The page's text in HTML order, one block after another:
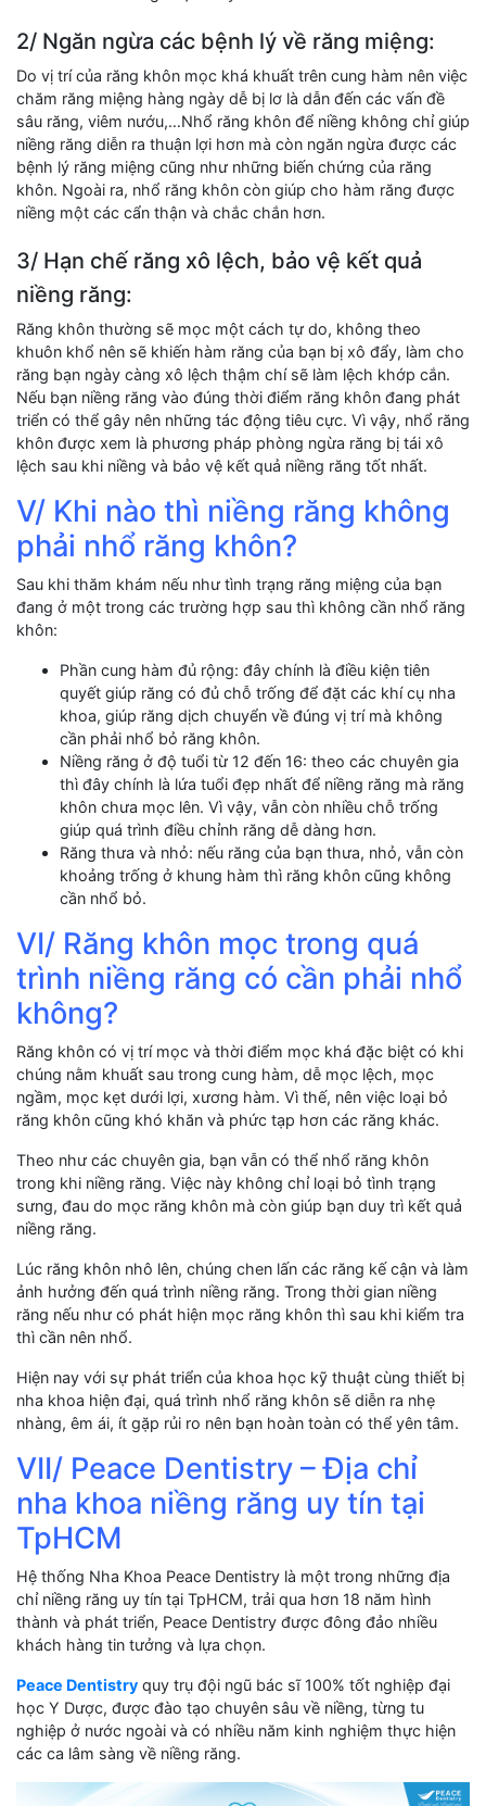
2/ Ngăn ngừa các bệnh lý về răng miệng:
Do vị trí của răng khôn mọc khá khuất trên cung hàm nên việc
chăm răng miệng hàng ngày dễ bị lơ là dẫn đến các vấn đề
sâu răng, viêm nướu,…Nhổ răng khôn để niềng không chỉ giúp
niềng răng diễn ra thuận lợi hơn mà còn ngăn ngừa được các
bệnh lý răng miệng cũng như những biến chứng của răng
khôn. Ngoài ra, nhổ răng khôn còn giúp cho hàm răng được
niềng một các cẩn thận và chắc chắn hơn.
3/ Hạn chế răng xô lệch, bảo vệ kết quả
niềng răng:
Răng khôn thường sẽ mọc một cách tự do, không theo
khuôn khổ nên sẽ khiến hàm răng của bạn bị xô đẩy, làm cho
răng bạn ngày càng xô lệch thậm chí sẽ làm lệch khớp cắn.
Nếu bạn niềng răng vào đúng thời điểm răng khôn đang phát
triển có thể gây nên những tác động tiêu cực. Vì vậy, nhổ răng
khôn được xem là phương pháp phòng ngừa răng bị tái xô
lệch sau khi niềng và bảo vệ kết quả niềng răng tốt nhất.
V/ Khi nào thì niềng răng không
phải nhổ răng khôn?
Sau khi thăm khám nếu như tình trạng răng miệng của bạn
đang ở một trong các trường hợp sau thì không cần nhổ răng
khôn:
Phần cung hàm đủ rộng: đây chính là điều kiện tiên
quyết giúp răng có đủ chỗ trống để đặt các khí cụ nha
khoa, giúp răng dịch chuyển về đúng vị trí mà không
cần phải nhổ bỏ răng khôn.
Niềng răng ở độ tuổi từ 12 đến 16: theo các chuyên gia
thì đây chính là lứa tuổi đẹp nhất để niềng răng mà răng
khôn chưa mọc lên. Vì vậy, vẫn còn nhiều chỗ trống
giúp quá trình điều chỉnh răng dễ dàng hơn.
Răng thưa và nhỏ: nếu răng của bạn thưa, nhỏ, vẫn còn
khoảng trống ở khung hàm thì răng khôn cũng không
cần nhổ bỏ.
VI/ Răng khôn mọc trong quá
trình niềng răng có cần phải nhổ
không?
Răng khôn có vị trí mọc và thời điểm mọc khá đặc biệt có khi
chúng nằm khuất sau trong cung hàm, dễ mọc lệch, mọc
ngầm, mọc kẹt dưới lợi, xương hàm. Vì thế, nên việc loại bỏ
răng khôn cũng khó khăn và phức tạp hơn các răng khác.
Theo như các chuyên gia, bạn vẫn có thể nhổ răng khôn
trong khi niềng răng. Việc này không chỉ loại bỏ tình trạng
sưng, đau do mọc răng khôn mà còn giúp bạn duy trì kết quả
niềng răng.
Lúc răng khôn nhô lên, chúng chen lấn các răng kế cận và làm
ảnh hưởng đến quá trình niềng răng. Trong thời gian niềng
răng nếu như có phát hiện mọc răng khôn thì sau khi kiểm tra
thì cần nên nhổ.
Hiện nay với sự phát triển của khoa học kỹ thuật cùng thiết bị
nha khoa hiện đại, quá trình nhổ răng khôn sẽ diễn ra nhẹ
nhàng, êm ái, ít gặp rủi ro nên bạn hoàn toàn có thể yên tâm.
VII/ Peace Dentistry – Địa chỉ
nha khoa niềng răng uy tín tại
TpHCM
Hệ thống Nha Khoa Peace Dentistry là một trong những địa
chỉ niềng răng uy tín tại TpHCM, trải qua hơn 18 năm hình
thành và phát triển, Peace Dentistry được đông đảo nhiều
khách hàng tin tưởng và lựa chọn.
Peace Dentistry quy trụ đội ngũ bác sĩ 100% tốt nghiệp đại
học Y Dược, được đào tạo chuyên sâu về niềng, từng tu
nghiệp ở nước ngoài và có nhiều năm kinh nghiệm thực hiện
các ca lâm sàng về niềng răng.